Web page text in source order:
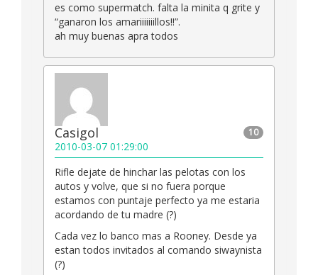
es como supermatch. falta la minita q grite y
“ganaron los amariiiiiiillos!!”.
ah muy buenas apra todos
10
Casigol
2010-03-07 01:29:00
Rifle dejate de hinchar las pelotas con los
autos y volve, que si no fuera porque
estamos con puntaje perfecto ya me estaria
acordando de tu madre (?)
Cada vez lo banco mas a Rooney. Desde ya
estan todos invitados al comando siwaynista
(?)